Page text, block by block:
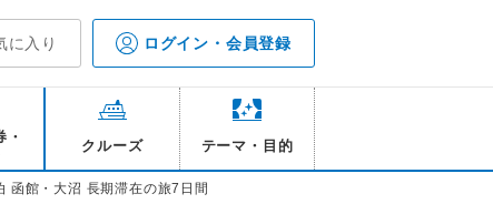
に入り ログイン・会員登録
・
クルーズ テーマ・目的
函館・大沼 長期滞在の旅7日間